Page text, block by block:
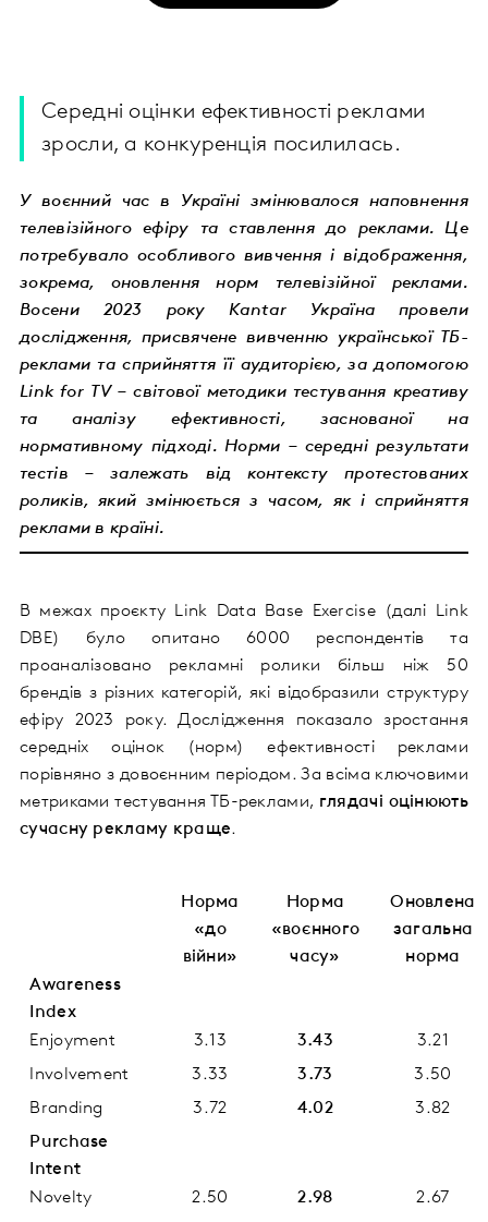
Середні оцінки ефективності реклами
зросли, а конкуренція посилилась.
У воєнний час в Україні змінювалося наповнення
телевізійного ефіру та ставлення до реклами. Це
потребувало особливого вивчення і відображення,
зокрема, оновлення норм телевізійної реклами.
Восени 2023 року Kantar Україна провели
дослідження, присвячене вивченню української ТБ-
реклами та сприйняття її аудиторією, за допомогою
Link for TV – світової методики тестування креативу
та аналізу ефективності, заснованої на
нормативному підході. Норми – середні результати
тестів – залежать від контексту протестованих
роликів, який змінюється з часом, як і сприйняття
реклами в країні.
В межах проєкту Link Data Base Exercise (далі
Link
DBE) було опитано 6000 респондентів та
проаналізовано рекламні ролики більш ніж 50
брендів з різних категорій, які відобразили структуру
ефіру 2023 року. Дослідження показало зростання
середніх оцінок (норм) ефективності реклами
порівняно з довоєнним періодом. За всіма ключовими
метриками тестування ТБ-реклами, глядачі оцінюють
сучасну рекламу краще.
Норма
«до
війни»
Норма
«воєнного
часу»
Оновлена
загальна
норма
Awareness
Index
Enjoyment
3.13 3.43
3.21
Involvement
3.33 3.73
3.50
Branding
3.72 4.02
3.82
Purchase
Intent
Novelty
2.50 2.98 2.67